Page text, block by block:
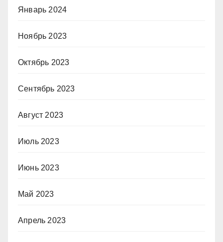
Январь 2024
Ноябрь 2023
Октябрь 2023
Сентябрь 2023
Август 2023
Июль 2023
Июнь 2023
Май 2023
Апрель 2023